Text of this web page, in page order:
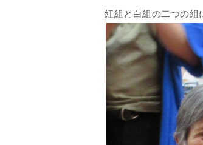
紅組と白組の二つの組